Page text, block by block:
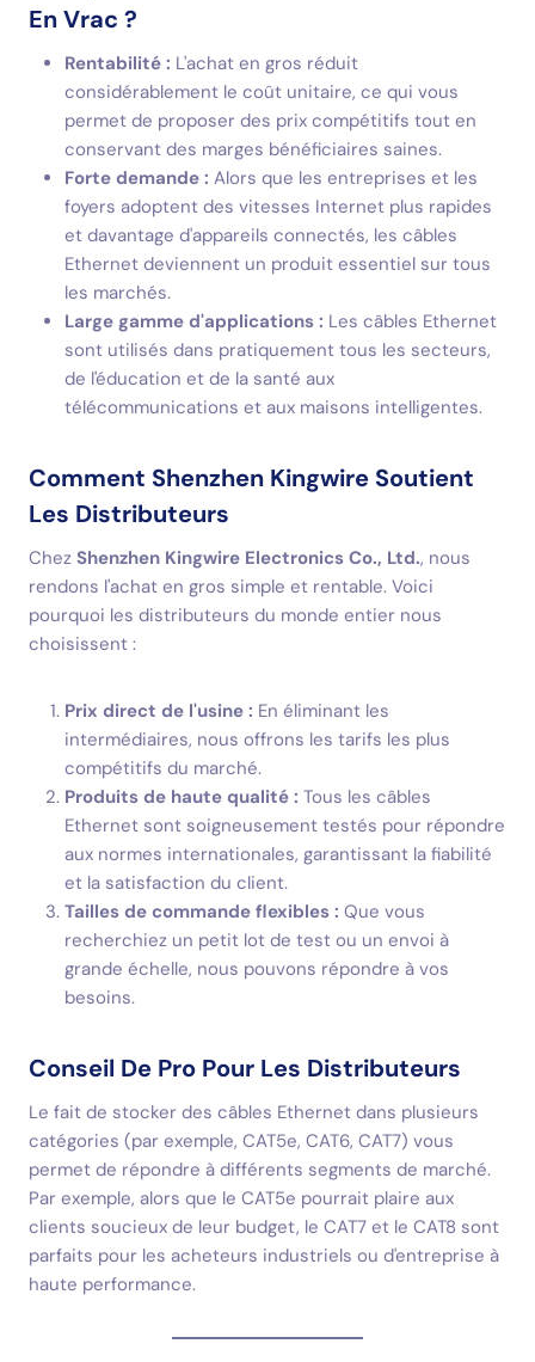
En Vrac ?
Rentabilité : L'achat en gros réduit
considérablement le coût unitaire, ce qui vous
permet de proposer des prix compétitifs tout en
conservant des marges bénéficiaires saines.
Forte demande : Alors que les entreprises et les
foyers adoptent des vitesses Internet plus rapides
et davantage d'appareils connectés, les câbles
Ethernet deviennent un produit essentiel sur tous
les marchés.
Large gamme d'applications : Les câbles Ethernet
sont utilisés dans pratiquement tous les secteurs,
de l'éducation et de la santé aux
télécommunications et aux maisons intelligentes.
Comment Shenzhen Kingwire Soutient
Les Distributeurs
Chez Shenzhen Kingwire Electronics Co., Ltd., nous
rendons l'achat en gros simple et rentable. Voici
pourquoi les distributeurs du monde entier nous
choisissent :
Prix direct de l'usine : En éliminant les
intermédiaires, nous offrons les tarifs les plus
compétitifs du marché.
Produits de haute qualité : Tous les câbles
Ethernet sont soigneusement testés pour répondre
aux normes internationales, garantissant la fiabilité
et la satisfaction du client.
Tailles de commande flexibles : Que vous
recherchiez un petit lot de test ou un envoi à
grande échelle, nous pouvons répondre à vos
besoins.
Conseil De Pro Pour Les Distributeurs
Le fait de stocker des câbles Ethernet dans plusieurs
catégories (par exemple, CAT5e, CAT6, CAT7) vous
permet de répondre à différents segments de marché.
Par exemple, alors que le CAT5e pourrait plaire aux
clients soucieux de leur budget, le CAT7 et le CAT8 sont
parfaits pour les acheteurs industriels ou d'entreprise à
haute performance.